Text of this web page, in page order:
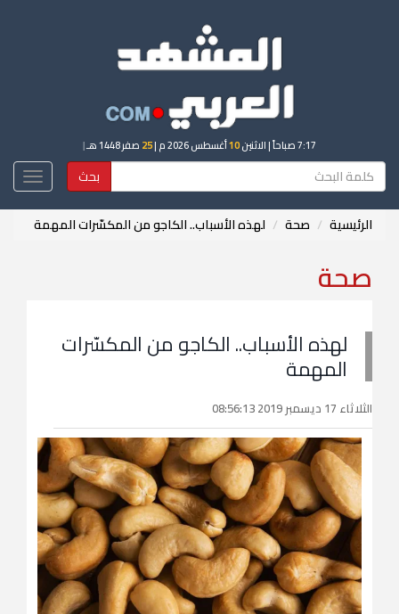
7:17 صباحاً | الاثنين10أغسطس 2026 م | 25 صفر 1448 هـ |
بحث
الرئيسية صحة لهذه الأسباب.. الكاجو من المكسّرات المهمة
صحة
لهذه الأسباب.. الكاجو من المكسّرات
المهمة
الثلاثاء 17 ديسمبر 2019 08:56:13